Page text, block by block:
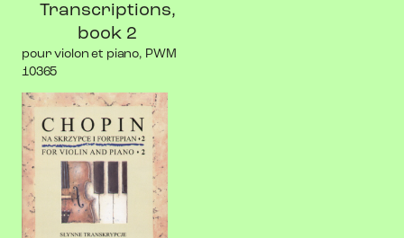
Transcriptions,
book 2
pour violon et piano, PWM
10365